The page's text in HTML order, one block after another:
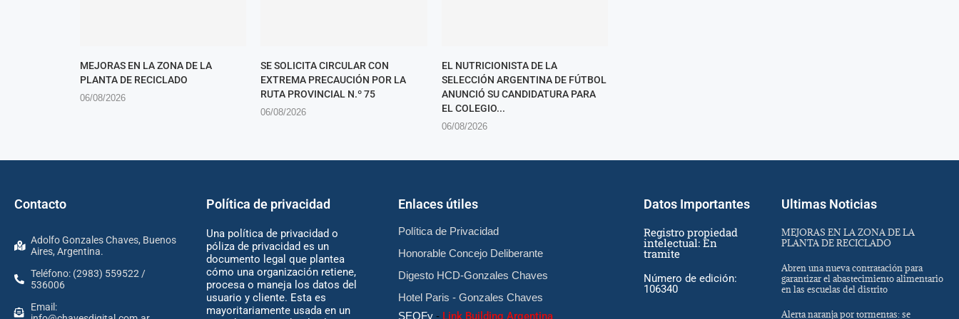
MEJORAS EN LA ZONA DE LA
PLANTA DE RECICLADO
06/08/2026
SE SOLICITA CIRCULAR CON
EXTREMA PRECAUCIÓN POR LA
RUTA PROVINCIAL N.º 75
06/08/2026
EL NUTRICIONISTA DE LA
SELECCIÓN ARGENTINA DE FÚTBOL
ANUNCIÓ SU CANDIDATURA PARA
EL COLEGIO...
06/08/2026
Contacto
Adolfo Gonzales Chaves, Buenos
Aires, Argentina.
Teléfono: (2983) 559522 /
536006
Email:
Política de privacidad
Una política de privacidad o
póliza de privacidad es un
documento legal que plantea
cómo una organización retiene,
procesa o maneja los datos del
usuario y cliente. Esta es
mayoritariamente usada en un
Enlaces útiles
Política de Privacidad
Honorable Concejo Deliberante
Digesto HCD-Gonzales Chaves
Hotel Paris - Gonzales Chaves
SEOFy-
Datos Importantes
Registro propiedad
intelectual: En
tramite
Número de edición:
106340
Ultimas Noticias
MEJORAS EN LA ZONA DE LA
PLANTA DE RECICLADO
Abren una nueva contratación para
garantizar el abastecimiento alimentario
en las escuelas del distrito
Alerta naranja por tormentas: se